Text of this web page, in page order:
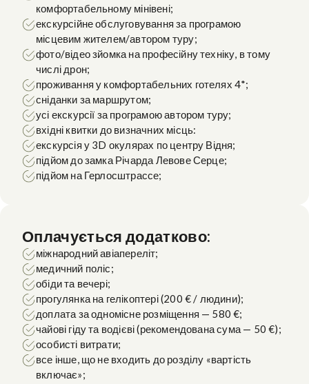
комфортабельному мінівені;
екскурсійне обслуговування за програмою
місцевим жителем/автором туру;
фото/відео зйомка на професійну техніку, в тому
числі дрон;
проживання у комфортабельних готелях 4*;
сніданки за маршрутом;
усі екскурсії за програмою автором туру;
вхідні квитки до визначних місць:
екскурсія у 3D окулярах по центру Відня;
підйом до замка Річарда Левове Серце;
підйом на Герлосштрассе;
Оплачується додатково:
міжнародний авіапереліт;
медичний поліс;
обіди та вечері;
прогулянка на гелікоптері(200 € / людини);
доплата за одномісне розміщення — 580 €;
чайові гіду та водієві(рекомендована сума — 50 €);
особисті витрати;
все інше, що не входить до розділу «вартість
включає»;